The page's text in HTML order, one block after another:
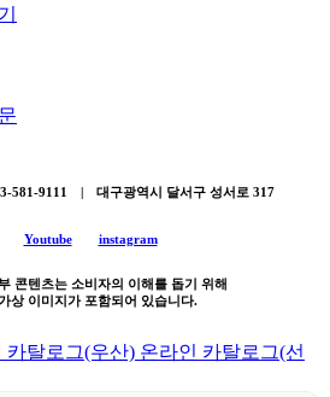
581-9111 | 대구광역시 달서구 성서로 317
Youtube instagram
콘텐츠는 소비자의 이해를 돕기 위해
상 이미지가 포함되어 있습니다.
카탈로그(우산) 온라인 카탈로그(선